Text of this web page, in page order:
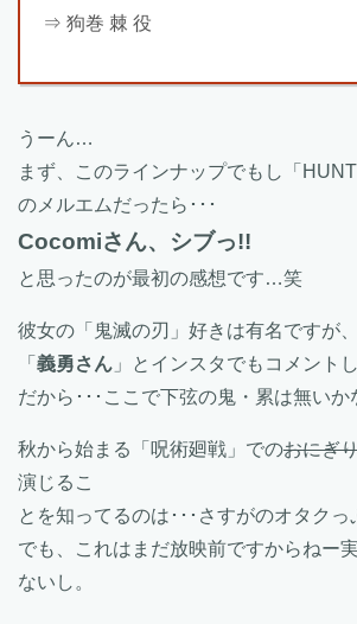
⇒ 狗巻 棘 役
うーん…
まず、このラインナップでもし「
のメルエムだったら･･･
Cocomiさん、シブっ!!
と思ったのが最初の感想です…笑
彼女の「鬼滅の刃」好きは有名ですが
「 義勇さん 」とインスタでもコメント
だから･･･ここで下弦の鬼・累は無いか
秋から始まる「呪術廻戦」でのおにぎ
演じるこ
とを知ってるのは･･･さすがのオタクっ
でも、これはまだ放映前ですからねー
ないし。